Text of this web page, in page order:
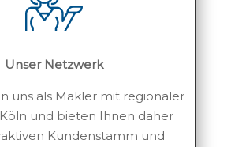
Unser Netzwerk
uns als Makler mit regionaler
Köln und bieten Ihnen daher
Kundenstamm und